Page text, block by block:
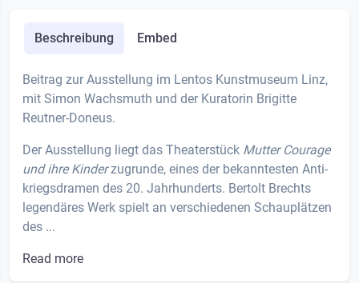
Beschreibung Embed
Beitrag zur Ausstellung im Lentos Kunstmuseum Linz,
mit Simon Wachs­muth und der Kuratorin Bri­git­te
Reutner-Doneus.
Der Aus­stel­lung liegt das Thea­ter­stück Mut­ter Cou­ra­ge
und ihre Kin­derzugrun­de, eines der bekann­tes­ten Anti­
kriegs­dra­men des 20. Jahr­hun­derts. Ber­tolt Brechts
legen­dä­res Werk spielt an ver­schie­de­nen Schau­plät­zen
des ...
Read more